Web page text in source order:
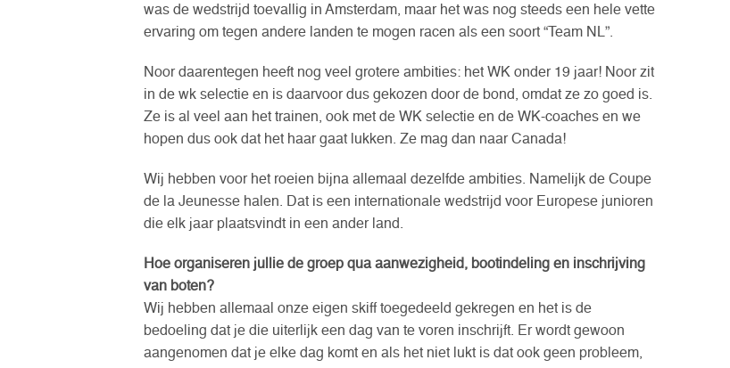
was de wedstrijd toevallig in Amsterdam, maar het was nog steeds een hele vette
ervaring om tegen andere landen te mogen racen als een soort “Team NL”.
Noor daarentegen heeft nog veel grotere ambities: het WK onder 19 jaar! Noor zit
in de wk selectie en is daarvoor dus gekozen door de bond, omdat ze zo goed is.
Ze is al veel aan het trainen, ook met de WK selectie en de WK-coaches en we
hopen dus ook dat het haar gaat lukken. Ze mag dan naar Canada!
Wij hebben voor het roeien bijna allemaal dezelfde ambities. Namelijk de Coupe
de la Jeunesse halen. Dat is een internationale wedstrijd voor Europese junioren
die elk jaar plaatsvindt in een ander land.
Hoe organiseren jullie de groep qua aanwezigheid, bootindeling en inschrijving
van boten?
Wij hebben allemaal onze eigen skiff toegedeeld gekregen en het is de
bedoeling dat je die uiterlijk een dag van te voren inschrijft. Er wordt gewoon
aangenomen dat je elke dag komt en als het niet lukt is dat ook geen probleem,